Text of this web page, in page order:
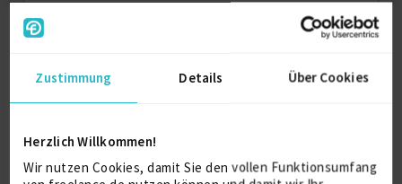
Zustimmung Details Über Cookies
Herzlich Willkommen!
Wir nutzen Cookies, damit Sie den vollen Funktionsumfang
(insbesondere Kopfdrehungen).
Postproduktion (After Effects).
Postproduktionen wie z.B. Arbeiten mit
komplexe Animationen und deren Kombination mit